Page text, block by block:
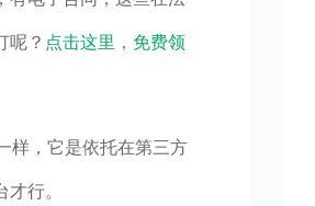
呢？ 点击这里，免费领
样，它是依托在第三方
行。